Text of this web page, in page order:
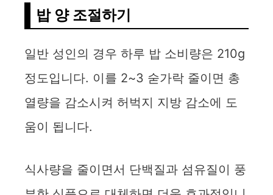
밥 양 조절하기
일반 성인의 경우 하루 밥 소비량은 210g
정도입니다. 이를 2~3 숟가락 줄이면 총
열량을 감소시켜 허벅지 지방 감소에 도
움이 됩니다.
식사량을 줄이면서 단백질과 섬유질이 풍